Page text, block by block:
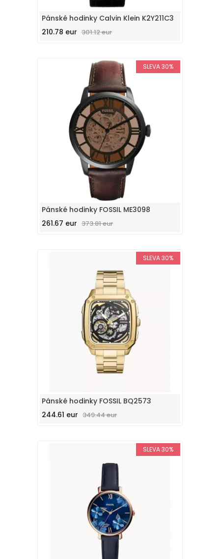
Pánské hodinky Calvin Klein K2Y211C3
210.78 eur 301.12 eur
SLEVA 30%
Pánské hodinky FOSSIL ME3098
261.67 eur 373.81 eur
SLEVA 30%
Pánské hodinky FOSSIL BQ2573
244.61 eur 349.44 eur
SLEVA 30%